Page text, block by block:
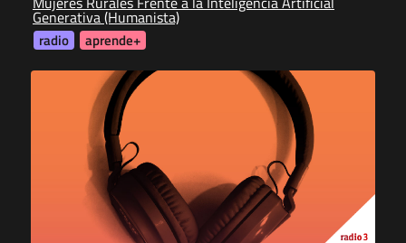
Generativa (Humanista)
radio aprende+